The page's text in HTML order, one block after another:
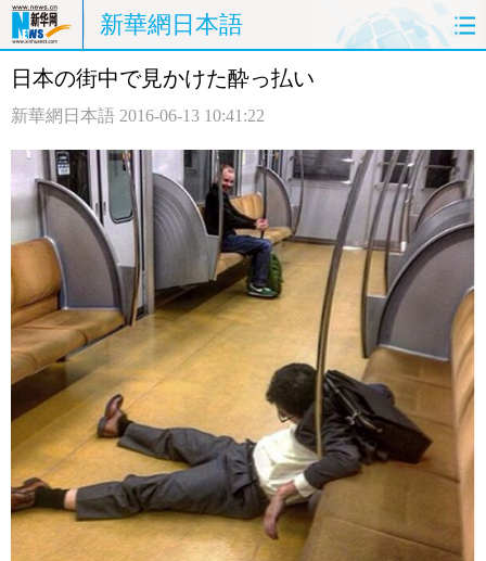
新華網日本語
ホームページ 政治
観光 評論 写真
中日対訳
日本の街中で見かけた酔っ払い
新華網日本語 2016-06-13 10:41:22